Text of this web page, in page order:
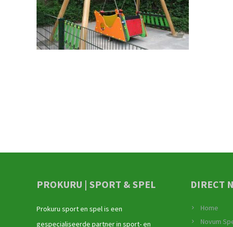
PROKURU | SPORT & SPEL
Prokuru sport en spel is een
gespecialiseerde partner in sport- en
DIRECT
Home
Novum